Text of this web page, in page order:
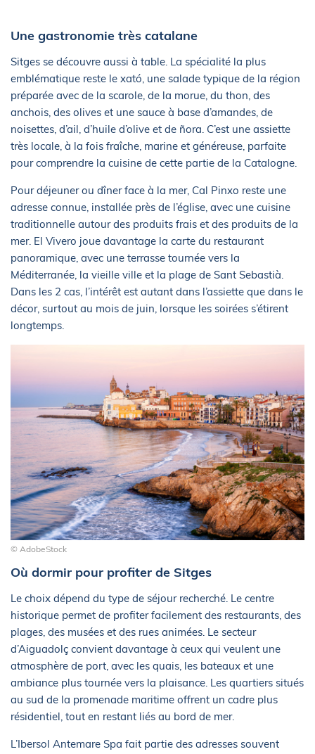
Une gastronomie très catalane
Sitges se découvre aussi à table. La spécialité la plus
emblématique reste le xató, une salade typique de la région
préparée avec de la scarole, de la morue, du thon, des
anchois, des olives et une sauce à base d’amandes, de
noisettes, d’ail, d’huile d’olive et de ñora. C’est une assiette
très locale, à la fois fraîche, marine et généreuse, parfaite
pour comprendre la cuisine de cette partie de la Catalogne.
Pour déjeuner ou dîner face à la mer, Cal Pinxo reste une
adresse connue, installée près de l’église, avec une cuisine
traditionnelle autour des produits frais et des produits de la
mer. El Vivero joue davantage la carte du restaurant
panoramique, avec une terrasse tournée vers la
Méditerranée, la vieille ville et la plage de Sant Sebastià.
Dans les 2 cas, l’intérêt est autant dans l’assiette que dans le
décor, surtout au mois de juin, lorsque les soirées s’étirent
longtemps.
© AdobeStock
Où dormir pour profiter de Sitges
Le choix dépend du type de séjour recherché. Le centre
historique permet de profiter facilement des restaurants, des
plages, des musées et des rues animées. Le secteur
d’Aiguadolç convient davantage à ceux qui veulent une
atmosphère de port, avec les quais, les bateaux et une
ambiance plus tournée vers la plaisance. Les quartiers situés
au sud de la promenade maritime offrent un cadre plus
résidentiel, tout en restant liés au bord de mer.
L’Ibersol Antemare Spa fait partie des adresses souvent